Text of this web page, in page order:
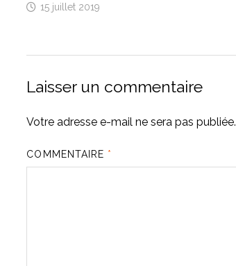
15 juillet 2019
Laisser un commentaire
Votre adresse e-mail ne sera pas publiée.
COMMENTAIRE *